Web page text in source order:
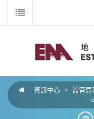
資訊中心 > 監管局